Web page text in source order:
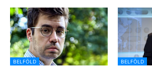
BELFÖLD BELFÖLD